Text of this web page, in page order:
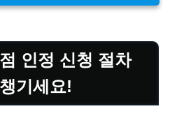
인정 신청 절차
기세요!